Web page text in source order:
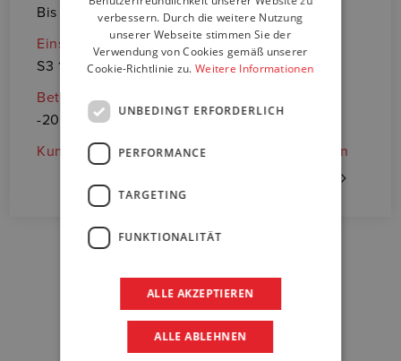
​​​​​​​Bis zu IP69K
Einschaltdauer
S3 10% basiert auf 10 min.
Betriebstemperatur
-20C° ÷ +60C°
Kundenspezische Aluminium - Gehäuselängen
DOWNLOAD BEREICH
verbessern. Durch die weitere Nutzung
unserer Webseite stimmen Sie der
Verwendung von Cookies gemäß unserer
Cookie-Richtlinie zu. Weitere Informationen
UNBEDINGT ERFORDERLICH
PERFORMANCE
TARGETING
FUNKTIONALITÄT
ALLE AKZEPTIEREN
ALLE ABLEHNEN